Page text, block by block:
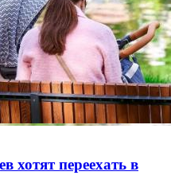
хотят переехать в